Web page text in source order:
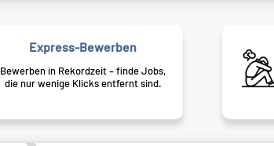
Express-Bewerben
Bewerben in Rekordzeit – finde Jobs,
die nur wenige Klicks entfernt sind.